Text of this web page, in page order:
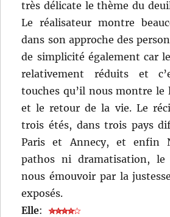
très délicate le thème du
Le réalisateur montre
dans son approche des
de simplicité également car
relativement réduits et
touches qu’il nous montre le
et le retour de la vie. Le
trois étés, dans trois pays
Paris et Annecy, et enfin
pathos ni dramatisation,
nous émouvoir par la
exposés.
Elle: